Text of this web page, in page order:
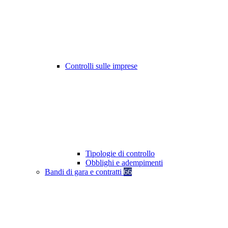
Controlli sulle imprese
Tipologie di controllo
Obblighi e adempimenti
Bandi di gara e contratti 66